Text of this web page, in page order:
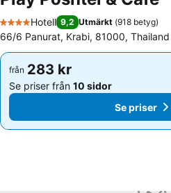
4 Stjärnor
Hotell 9,2 Utmärkt (918 betyg)
66/6 Panurat, Krabi, 81000, Thailand
från 283 kr
Se priser från 10 sidor
Se priser
från 283 kr
Se priser från 10 sidor
Se priser